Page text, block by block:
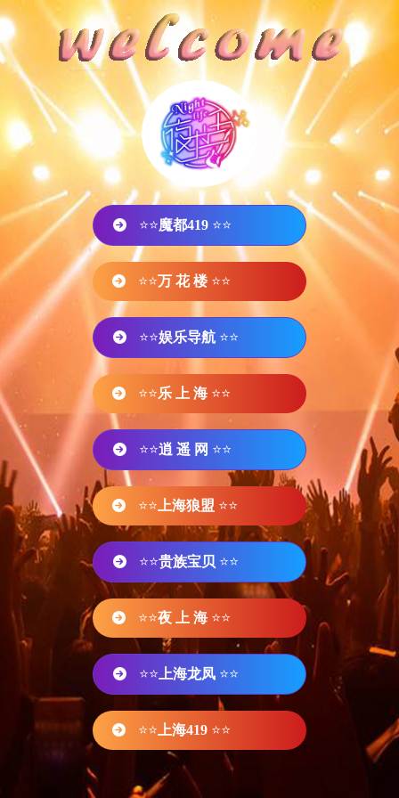
⭐⭐魔都419 ⭐⭐
⭐⭐万 花 楼 ⭐⭐
⭐⭐娱乐导航 ⭐⭐
⭐⭐乐 上 海 ⭐⭐
⭐⭐逍 遥 网 ⭐⭐
⭐⭐ 上海狼盟 ⭐⭐
⭐⭐贵族宝贝 ⭐⭐
⭐⭐夜 上 海 ⭐⭐
⭐⭐ 上海龙凤 ⭐⭐
⭐⭐ 上海419 ⭐⭐